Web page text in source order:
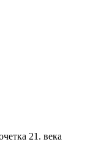
21. века